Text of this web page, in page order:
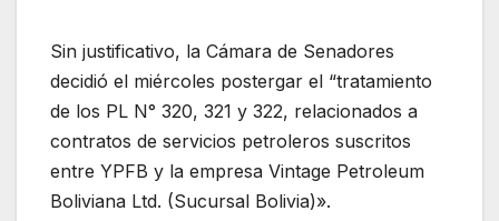
Sin justificativo, la Cámara de Senadores
decidió el miércoles postergar el “tratamiento
de los PL N° 320, 321 y 322, relacionados a
contratos de servicios petroleros suscritos
entre YPFB y la empresa Vintage Petroleum
Boliviana Ltd. (Sucursal Bolivia)».